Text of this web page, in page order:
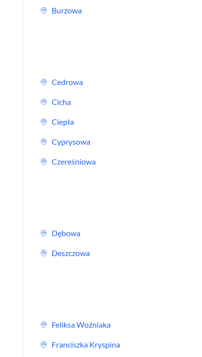
Burzowa
Cedrowa
Cicha
Ciepła
Cyprysowa
Czereśniowa
Dębowa
Deszczowa
Feliksa Woźniaka
Franciszka Kryspina